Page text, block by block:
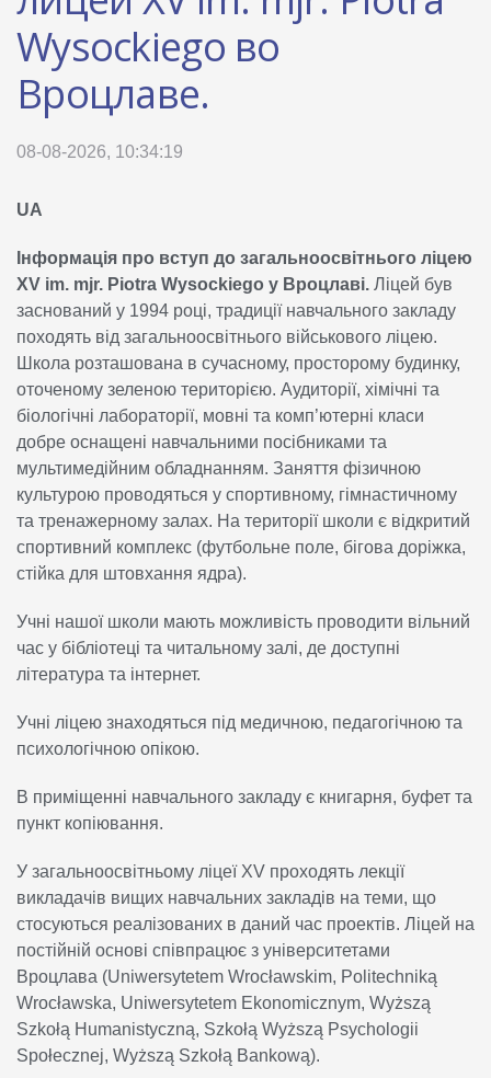
Wysockiego во
Вроцлаве.
08-08-2026, 10:34:19
UA
Інформація про вступ до загальноосвітнього ліцею
XV im. mjr. Piotra Wysockiego у Вроцлаві. Ліцей був
заснований у 1994 році, традиції навчального закладу
походять від загальноосвітнього військового ліцею.
Школа розташована в сучасному, просторому будинку,
оточеному зеленою територією. Аудиторії, хімічні та
біологічні лабораторії, мовні та комп’ютерні класи
добре оснащені навчальними посібниками та
мультимедійним обладнанням. Заняття фізичною
культурою проводяться у спортивному, гімнастичному
та тренажерному залах. На території школи є відкритий
спортивний комплекс (футбольне поле, бігова доріжка,
стійка для штовхання ядра).
Учні нашої школи мають можливість проводити вільний
час у бібліотеці та читальному залі, де доступні
література та інтернет.
Учні ліцею знаходяться під медичною, педагогічною та
психологічною опікою.
В приміщенні навчального закладу є книгарня, буфет та
пункт копіювання.
У загальноосвітньому ліцеї XV проходять лекції
викладачів вищих навчальних закладів на теми, що
стосуються реалізованих в даний час проектів. Ліцей на
постійній основі співпрацює з університетами
Вроцлава (Uniwersytetem Wrocławskim, Politechniką
Wrocławska, Uniwersytetem Ekonomicznym, Wyższą
Szkołą Humanistyczną, Szkołą Wyższą Psychologii
Społecznej, Wyższą Szkołą Bankową).